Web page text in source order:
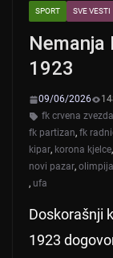
SPORT SVE VESTI
Nemanja
1923
09/06/2026
fk crvena zvezda
fk partizan, fk
kipar, korona kjelce,
novi pazar,
, ufa
Doskorašnji
1923